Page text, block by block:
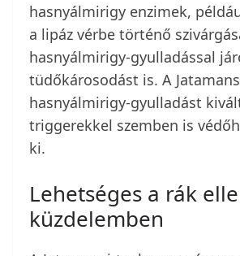
hasnyálmirigy enzimek,
a lipáz vérbe történő
hasnyálmirigy-gyulladással
tüdőkárosodást is. A
hasnyálmirigy-gyulladást
triggerekkel szemben is
ki.
Lehetséges a rák
küzdelemben